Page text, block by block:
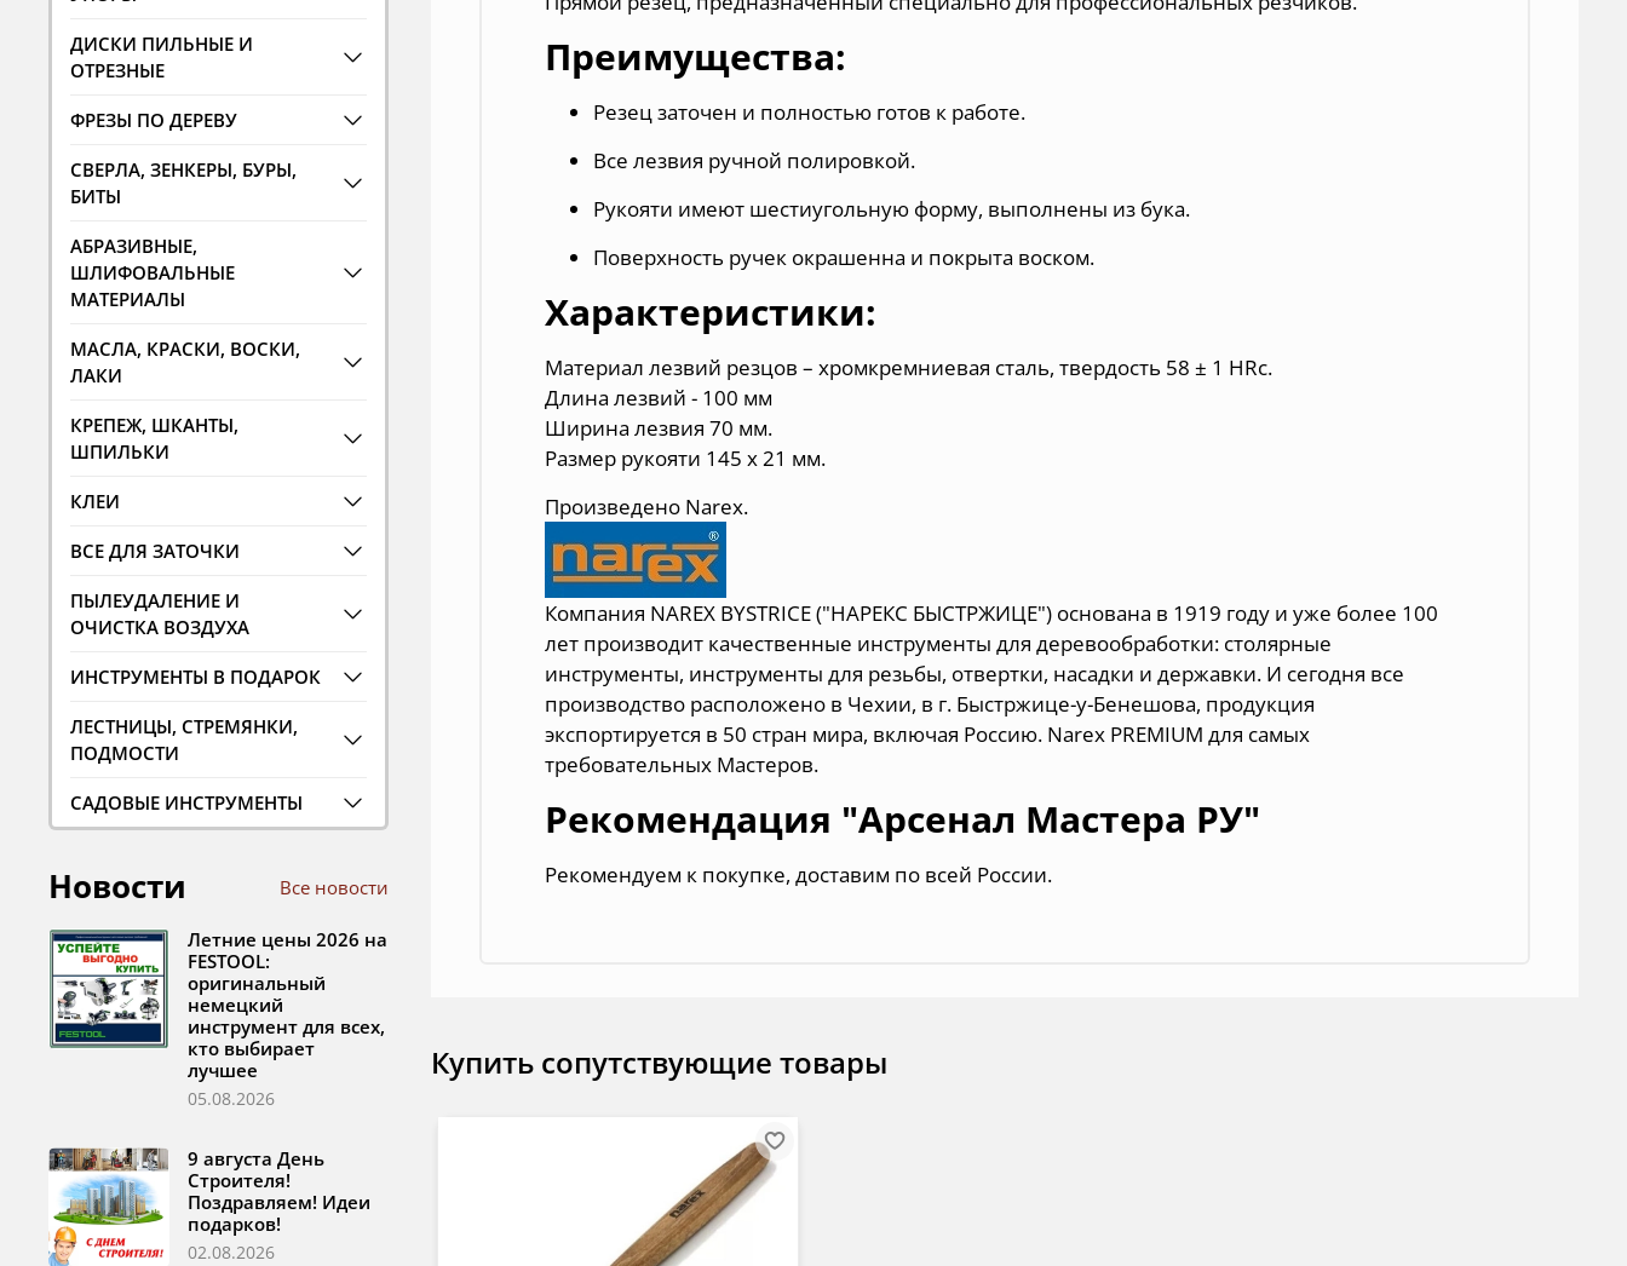
Преимущества:
Резец заточен и полностью готов к работе.
Все лезвия ручной полировкой.
Рукояти имеют шестиугольную форму, выполнены из бука.
Поверхность ручек окрашенна и покрыта воском.
Характеристики:
Материал лезвий резцов – хромкремниевая сталь, твердость 58 ± 1 HRc.
Длина лезвий - 100 мм
Ширина лезвия 70 мм.
Размер рукояти 145 х 21 мм.
Произведено Narex.
Компания NAREX BYSTRICE ("НАРЕКС БЫСТРЖИЦЕ") основана в 1919 году и уже более 100
лет производит качественные инструменты для деревообработки: столярные
инструменты, инструменты для резьбы, отвертки, насадки и державки. И сегодня все
производство расположено в Чехии, в г. Быстржице-у-Бенешова, продукция
экспортируется в 50 стран мира, включая Россию. Narex PREMIUM для самых
требовательных Мастеров.
Рекомендация "Арсенал Мастера РУ"
Рекомендуем к покупке, доставим по всей России.
Купить сопутствующие товары
ДИСКИ ПИЛЬНЫЕ И
ОТРЕЗНЫЕ
ФРЕЗЫ ПО ДЕРЕВУ
СВЕРЛА, ЗЕНКЕРЫ, БУРЫ,
БИТЫ
АБРАЗИВНЫЕ,
ШЛИФОВАЛЬНЫЕ
МАТЕРИАЛЫ
МАСЛА, КРАСКИ, ВОСКИ,
ЛАКИ
КРЕПЕЖ, ШКАНТЫ,
ШПИЛЬКИ
КЛЕИ
ВСЕ ДЛЯ ЗАТОЧКИ
ПЫЛЕУДАЛЕНИЕ И
ОЧИСТКА ВОЗДУХА
ИНСТРУМЕНТЫ В ПОДАРОК
ЛЕСТНИЦЫ, СТРЕМЯНКИ,
ПОДМОСТИ
САДОВЫЕ ИНСТРУМЕНТЫ
Новости Все новости
Летние цены 2026 на
FESTOOL:
оригинальный
немецкий
инструмент для всех,
кто выбирает
лучшее
05.08.2026
9 августа День
Строителя!
Поздравляем! Идеи
подарков!
02.08.2026